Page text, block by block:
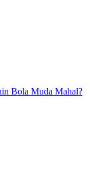
Bola Muda Mahal?